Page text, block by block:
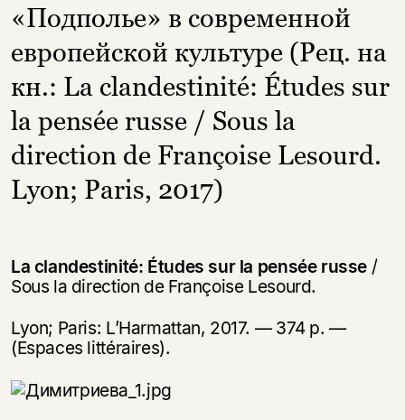
«Подполье» в современной
европейской культуре (Рец. на
кн.: La clandestinité: Études sur
la pensée russe / Sous la
direction de Françoise Lesourd.
Lyon; Paris, 2017)
La clandestinité: Études sur la pensée russe /
Sous la direction de Françoise Lesourd.
Lyon; Paris: L’Harmattan, 2017. — 374 p. —
(Espaces littéraires).